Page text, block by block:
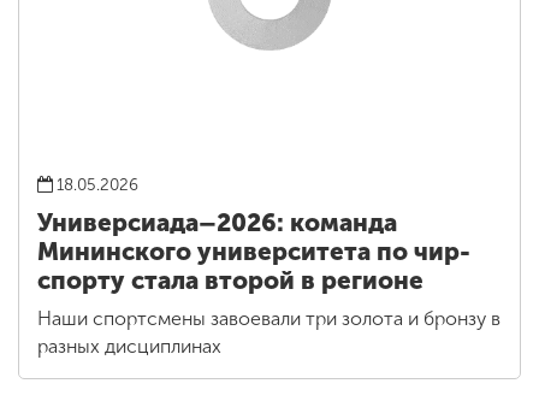
18.05.2026
Универсиада–2026: команда
Мининского университета по чир-
спорту стала второй в регионе
Наши спортсмены завоевали три золота и бронзу в
разных дисциплинах